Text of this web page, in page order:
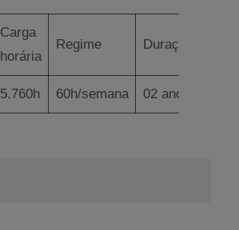
Carga
horária
Regime Duração
5.760h 60h/semana 02 anos